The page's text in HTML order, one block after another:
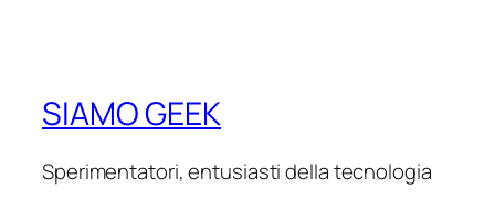
SIAMO GEEK
Sperimentatori, entusiasti della tecnologia